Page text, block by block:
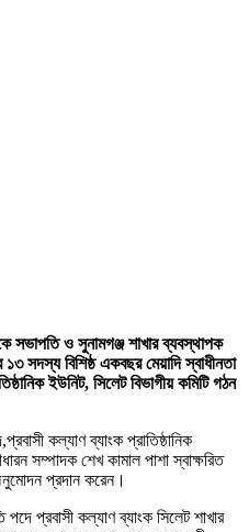
সভাপতি ও সুনামগঞ্জ শাখার ব্যবস্থাপক
১৩ সদস্য বিশিষ্ঠ একবছর মেয়াদি স্বাধীনতা
ইউনিট, সিলেট বিভাগীয় কমিটি গঠন
কল্যাণ ব্যাংক প্রাতিষ্ঠানিক
সম্পাদক শেখ কামাল পাশা স্বাক্ষরিত
প্রদান করেন।
প্রবাসী কল্যাণ ব্যাংক সিলেট শাখার